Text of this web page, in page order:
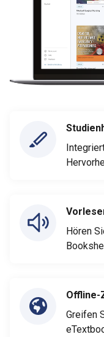
Hören
Greifen